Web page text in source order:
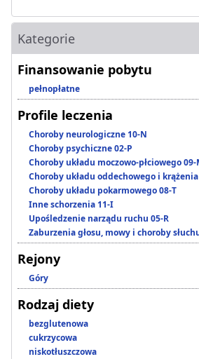
Kategorie
Finansowanie pobytu
pełnopłatne
Profile leczenia
Choroby neurologiczne 10-N
Choroby psychiczne 02-P
Choroby układu moczowo-płciowego 09-
Choroby układu oddechowego i krążenia
Choroby układu pokarmowego 08-T
Inne schorzenia 11-I
Upośledzenie narządu ruchu 05-R
Zaburzenia głosu, mowy i choroby
Rejony
Góry
Rodzaj diety
bezglutenowa
cukrzycowa
niskotłuszczowa